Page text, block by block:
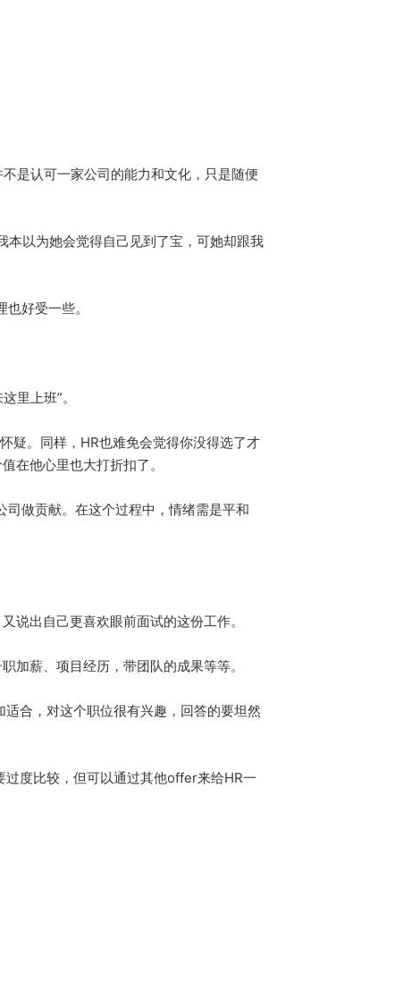
是认可一家公司的能力和文化，只是随便
本以为她会觉得自己见到了宝，可她却跟我
好受一些。
里上班”。
疑。同样，HR也难免会觉得你没得选了才
在他心里也大打折扣了。
做贡献。在这个过程中，情绪需是平和
说出自己更喜欢眼前面试的这份工作。
薪、项目经历，带团队的成果等等。
合，对这个职位很有兴趣，回答的要坦然
度比较，但可以通过其他offer来给HR一